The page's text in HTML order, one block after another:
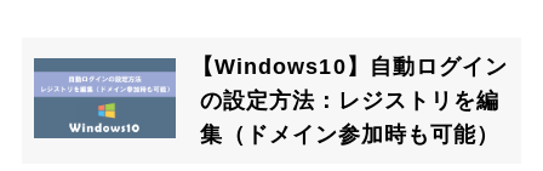
【Windows10】自動ログイン
の設定方法：レジストリを編
集（ドメイン参加時も可能）